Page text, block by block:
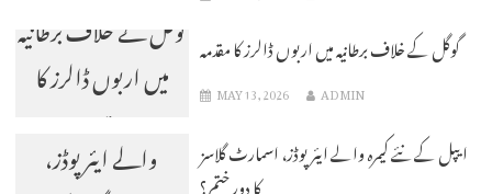
گوگل کے خلاف برطانیہ
میں اربوں ڈالرز کا
مقدمہ
گوگل کے خلاف برطانیہ میں اربوں ڈالرز کا مقدمہ
MAY 13, 2026 ADMIN
ایپل کے نئے کیمرہ
والے ایئر پوڈز،
ایپل کے نئے کیمرہ والے ایئر پوڈز، اسمارٹ گلاسز
کا دور ختم؟